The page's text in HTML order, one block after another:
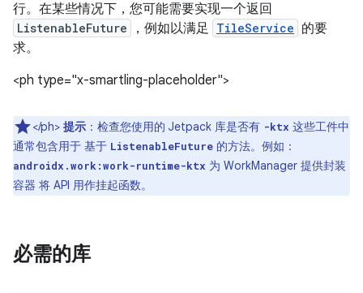
行。在某些情况下，您可能需要实现一个返回
ListenableFuture ，例如以满足 TileService 的要
求。
<ph type="x-smartling-placeholder">
</ph> 提示 ：检查您使用的 Jetpack 库是否有 -ktx 这些工件中
通常包含用于 基于 ListenableFuture 的方法。例如：
androidx.work:work-runtime-ktx 为 WorkManager 提供封装
容器 将 API 用作挂起函数。
必需的库